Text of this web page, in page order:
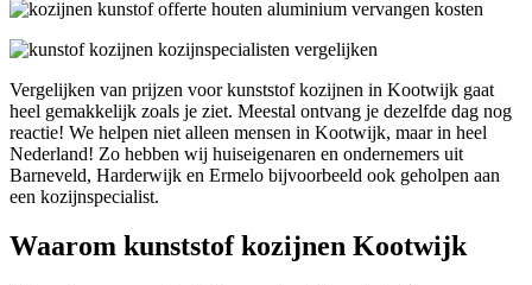
Vergelijken van prijzen voor kunststof kozijnen in Kootwijk gaat
heel gemakkelijk zoals je ziet. Meestal ontvang je dezelfde dag nog
reactie! We helpen niet alleen mensen in Kootwijk, maar in heel
Nederland! Zo hebben wij huiseigenaren en ondernemers uit
Barneveld, Harderwijk en Ermelo bijvoorbeeld ook geholpen aan
een kozijnspecialist.
Waarom kunststof kozijnen Kootwijk